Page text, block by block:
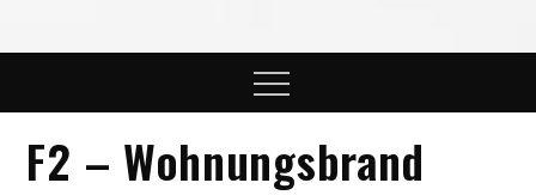
Menu
F2 – Wohnungsbrand